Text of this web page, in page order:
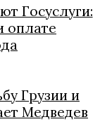
Госуслуги:
оплате
Грузии и
Медведев